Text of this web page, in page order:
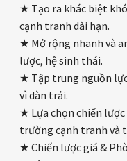
★ Tạo ra khác biệt
cạnh tranh dài hạn.
★ Mở rộng nhanh và
lược, hệ sinh thái.
★ Tập trung nguồn
vì dàn trải.
★ Lựa chọn chiến
trường cạnh tranh và
★ Chiến lược giá &